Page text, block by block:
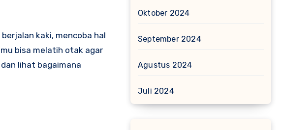
kaki, mencoba hal
bisa melatih otak agar
lihat bagaimana
Oktober 2024
September 2024
Agustus 2024
Juli 2024